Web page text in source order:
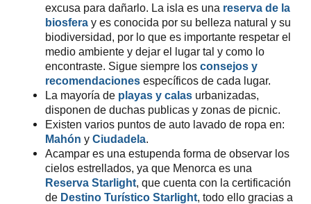
excusa para dañarlo. La isla es una reserva de la
biosferay es conocida por su belleza natural y su
biodiversidad, por lo que es importante respetar el
medio ambiente y dejar el lugar tal y como lo
encontraste. Sigue siempre los consejos y
recomendacionesespecíficos de cada lugar.
La mayoría de playas y calas urbanizadas,
disponen de duchas publicas y zonas de picnic.
Existen varios puntos de auto lavado de ropa en:
Mahón y Ciudadela.
Acampar es una estupenda forma de observar los
cielos estrellados, ya que Menorca es una
Reserva Starlight, que cuenta con la certificación
de Destino Turístico Starlight, todo ello gracias a